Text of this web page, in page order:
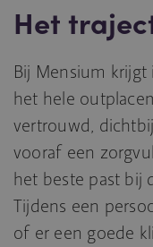
Het
Bij Mensium
het hele
vertrouwd,
vooraf een
het beste past bij
Tijdens een
of er een goede